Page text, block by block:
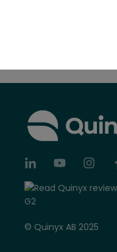
© Quinyx AB 2025